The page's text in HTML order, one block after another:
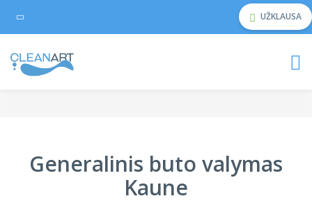
UŽKLAUSA
Generalinis buto valymas
Kaune